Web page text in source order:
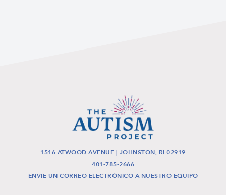
1516 ATWOOD AVENUE | JOHNSTON, RI 02919
401-785-2666
ENVÍE UN CORREO ELECTRÓNICO A NUESTRO EQUIPO